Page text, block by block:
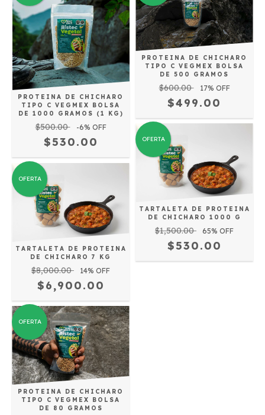
PROTEINA DE CHICHARO
TIPO C VEGMEX BOLSA
DE 1000 GRAMOS (1 KG)
$500.00 -6% OFF
$530.00
PROTEINA DE CHICHARO
TIPO C VEGMEX BOLSA
DE 500 GRAMOS
$600.00 17% OFF
$499.00
OFERTA
TARTALETA DE PROTEINA
DE CHICHARO 7 KG
$8,000.00 14% OFF
$6,900.00
OFERTA
TARTALETA DE PROTEINA
DE CHICHARO 1000 G
$1,500.00 65% OFF
$530.00
OFERTA
PROTEINA DE CHICHARO
TIPO C VEGMEX BOLSA
DE 80 GRAMOS